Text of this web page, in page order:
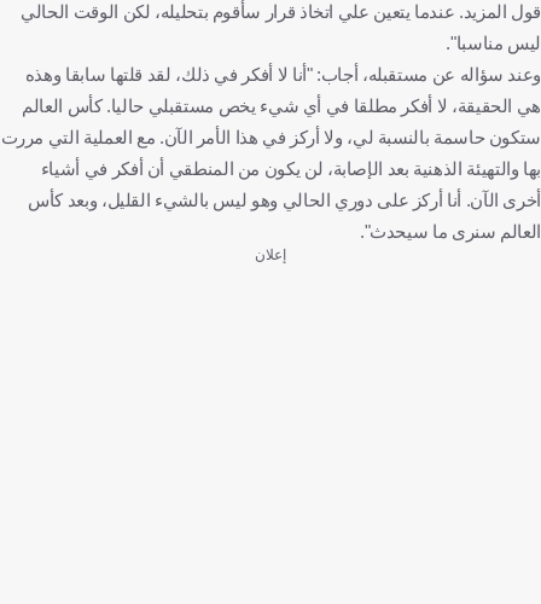
قول المزيد. عندما يتعين علي اتخاذ قرار سأقوم بتحليله، لكن الوقت الحالي
ليس مناسبا".
وعند سؤاله عن مستقبله، أجاب: "أنا لا أفكر في ذلك، لقد قلتها سابقا وهذه
هي الحقيقة، لا أفكر مطلقا في أي شيء يخص مستقبلي حاليا. كأس العالم
ستكون حاسمة بالنسبة لي، ولا أركز في هذا الأمر الآن. مع العملية التي مررت
بها والتهيئة الذهنية بعد الإصابة، لن يكون من المنطقي أن أفكر في أشياء
أخرى الآن. أنا أركز على دوري الحالي وهو ليس بالشيء القليل، وبعد كأس
العالم سنرى ما سيحدث".
إعلان